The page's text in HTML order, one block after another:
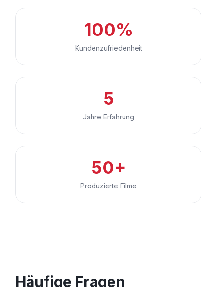
100%
Kundenzufriedenheit
5
Jahre Erfahrung
50+
Produzierte Filme
Häufige Fragen